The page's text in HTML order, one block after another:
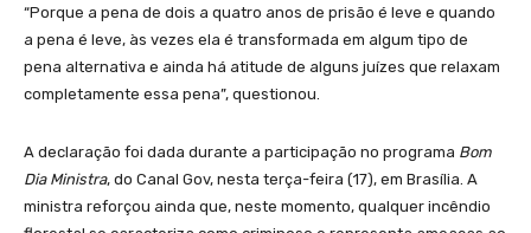
“Porque a pena de dois a quatro anos de prisão é leve e quando
a pena é leve, às vezes ela é transformada em algum tipo de
pena alternativa e ainda há atitude de alguns juízes que relaxam
completamente essa pena”, questionou.
A declaração foi dada durante a participação no programa Bom
Dia Ministra, do Canal Gov, nesta terça-feira (17), em Brasília. A
ministra reforçou ainda que, neste momento, qualquer incêndio